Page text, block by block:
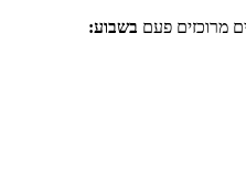
מרוכזים פעם בשבוע: